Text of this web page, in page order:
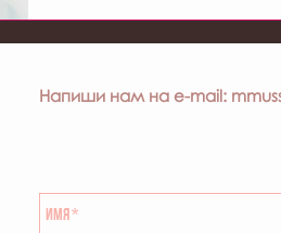
Напиши нам на e-mail: